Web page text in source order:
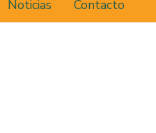
Noticias Contacto